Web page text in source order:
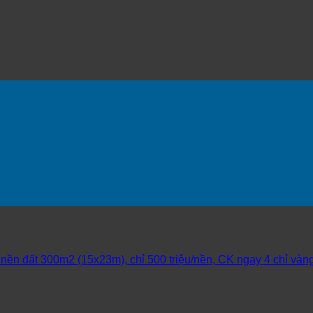
đất 300m2 (15x23m), chỉ 500 triệu/nền, CK ngay 4 chỉ